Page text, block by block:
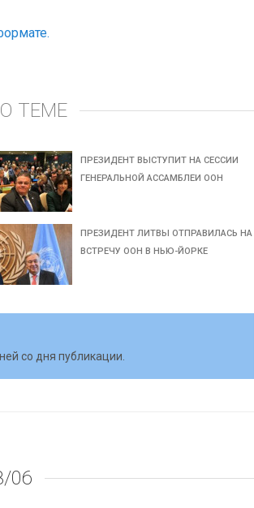
ТЕМЕ
ПРЕЗИДЕНТ ВЫСТУПИТ НА СЕССИИ
ГЕНЕРАЛЬНОЙ АССАМБЛЕИ ООН
ПРЕЗИДЕНТ ЛИТВЫ ОТПРАВИЛАСЬ НА
ВСТРЕЧУ ООН В НЬЮ-ЙОРКЕ
со дня публикации.
06